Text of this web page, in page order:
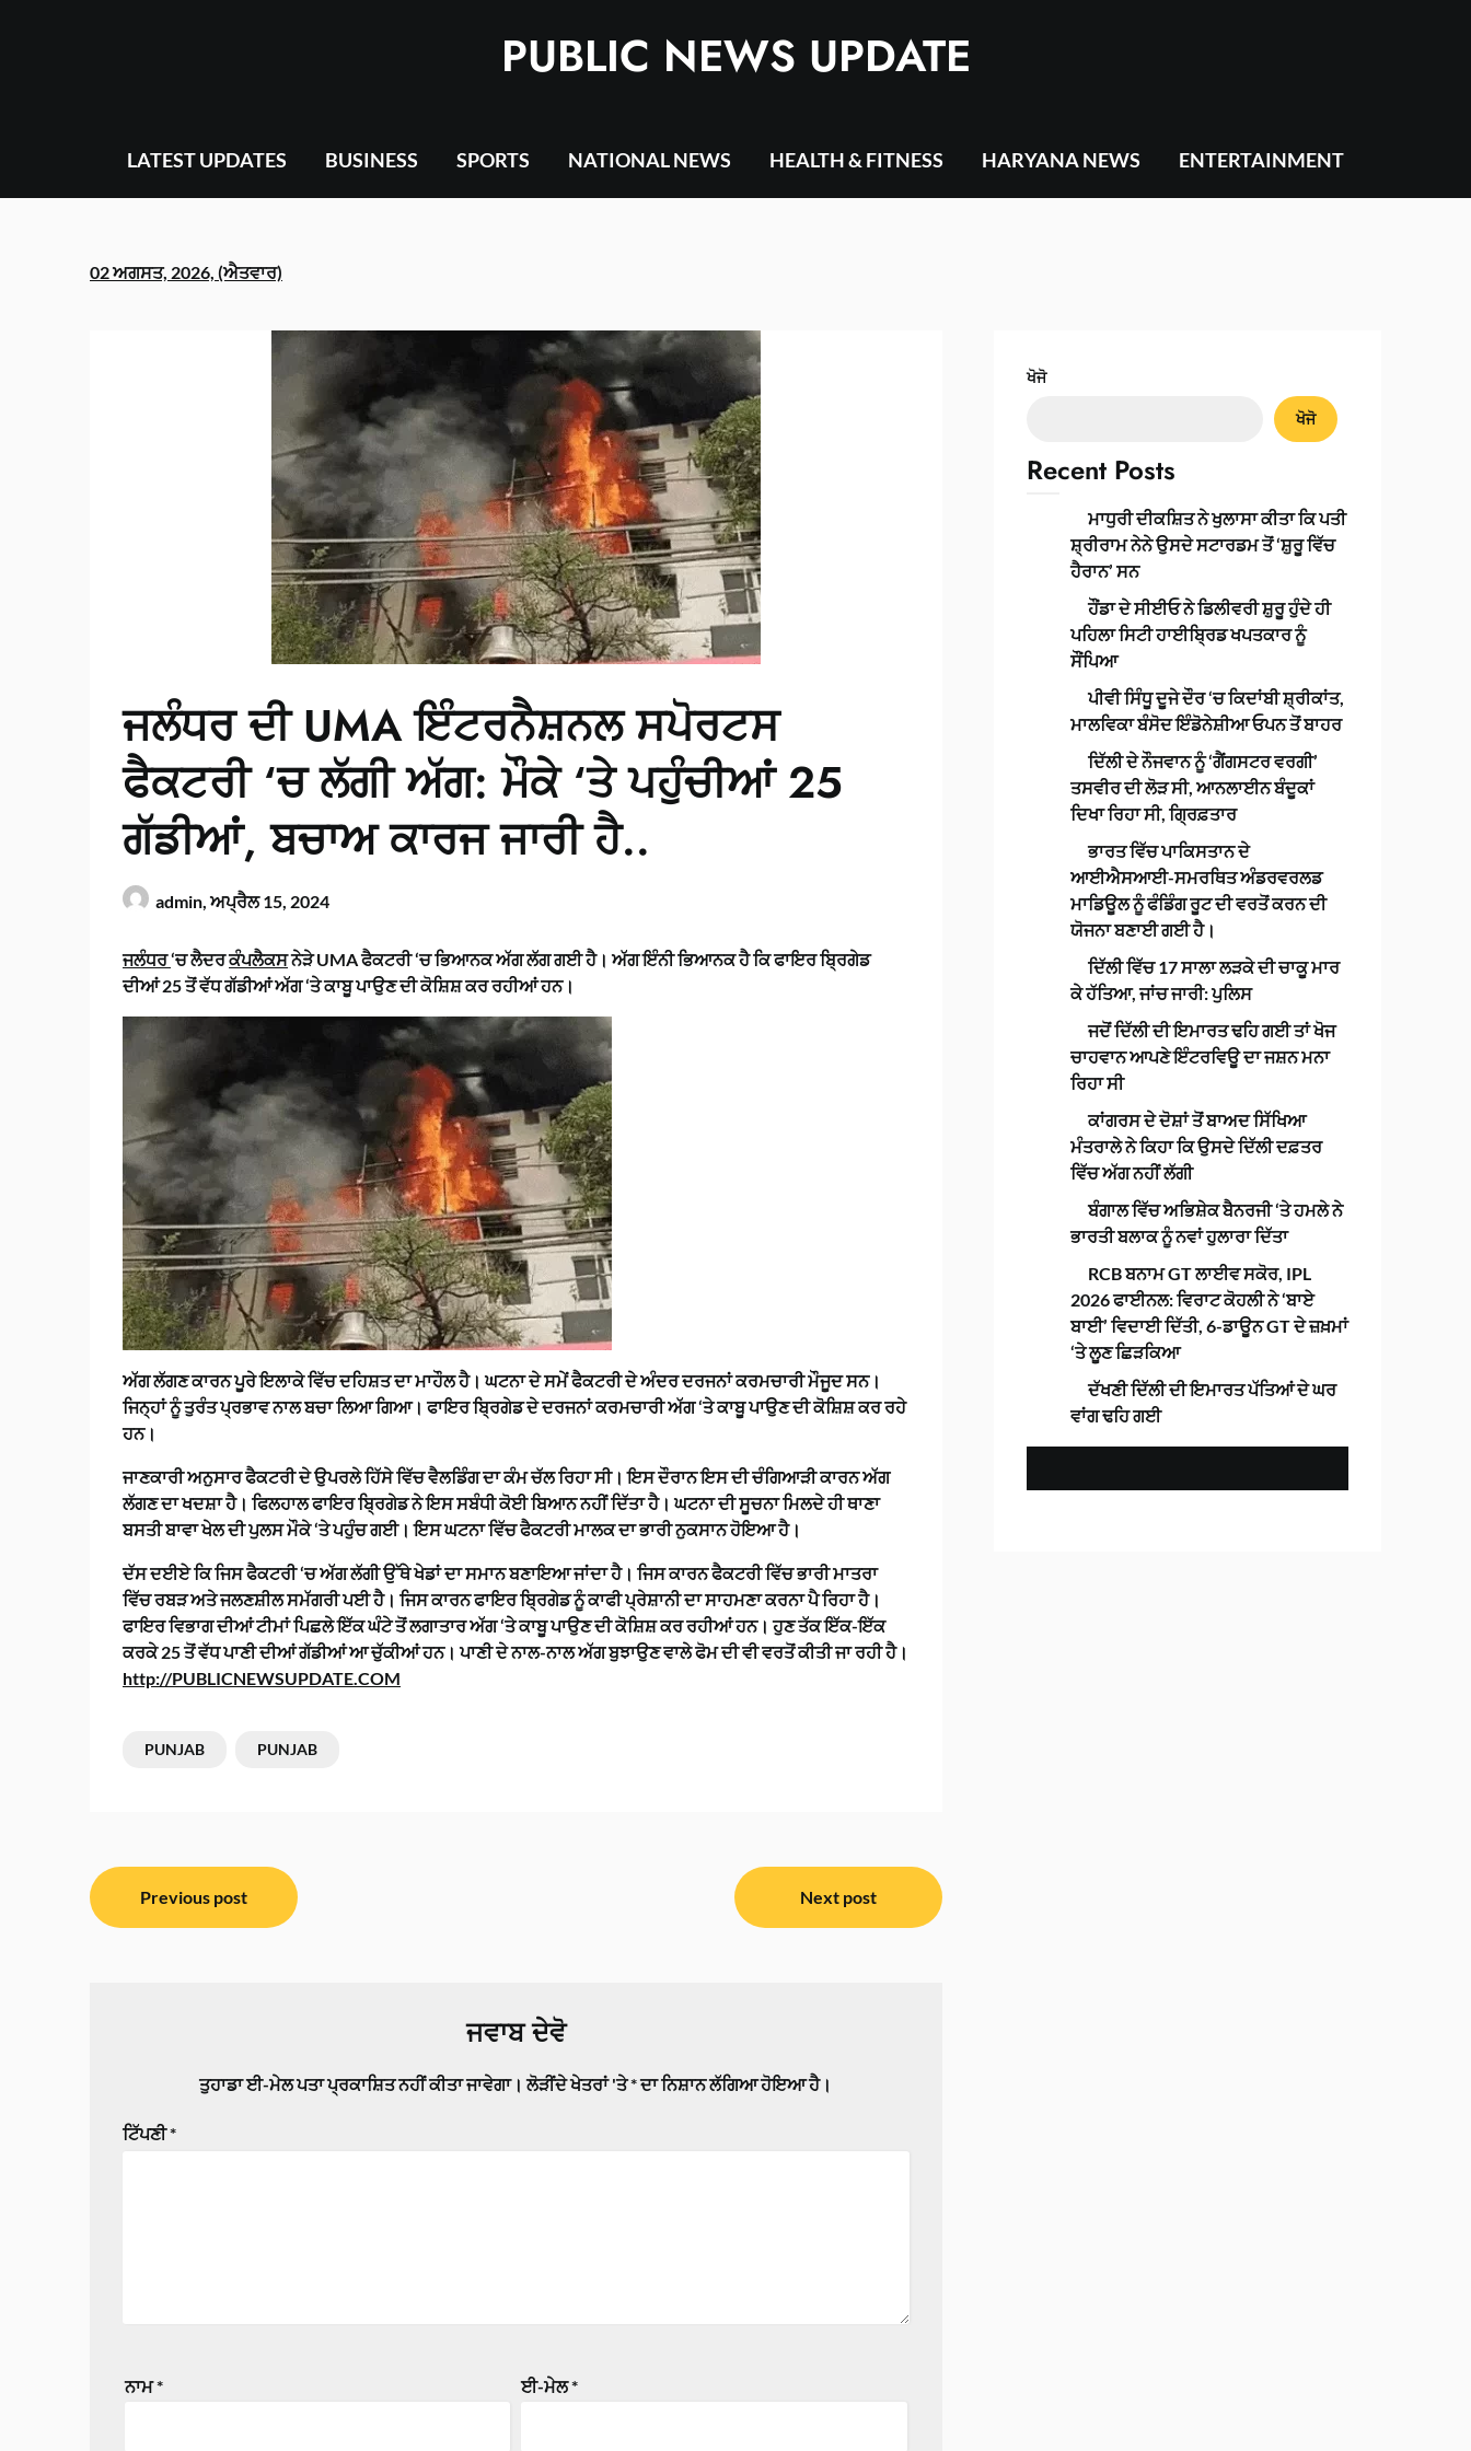
PUBLIC NEWS UPDATE
LATEST UPDATES BUSINESS SPORTS NATIONAL NEWS HEALTH & FITNESS HARYANA NEWS ENTERTAINMENT
02 ਅਗਸਤ, 2026, (ਐਤਵਾਰ)
ਜਲੰਧਰ ਦੀ UMA ਇੰਟਰਨੈਸ਼ਨਲ ਸਪੋਰਟਸ
ਫੈਕਟਰੀ ‘ਚ ਲੱਗੀ ਅੱਗ: ਮੌਕੇ ‘ਤੇ ਪਹੁੰਚੀਆਂ 25
ਗੱਡੀਆਂ, ਬਚਾਅ ਕਾਰਜ ਜਾਰੀ ਹੈ..
admin,ਅਪ੍ਰੈਲ 15, 2024
ਜਲੰਧਰ‘ਚ ਲੈਦਰਕੰਪਲੈਕਸਨੇੜੇ UMA ਫੈਕਟਰੀ ‘ਚ ਭਿਆਨਕ ਅੱਗ ਲੱਗ ਗਈ ਹੈ। ਅੱਗ ਇੰਨੀ ਭਿਆਨਕ ਹੈ ਕਿ ਫਾਇਰ ਬ੍ਰਿਗੇਡ
ਦੀਆਂ 25 ਤੋਂ ਵੱਧ ਗੱਡੀਆਂ ਅੱਗ ‘ਤੇ ਕਾਬੂ ਪਾਉਣ ਦੀ ਕੋਸ਼ਿਸ਼ ਕਰ ਰਹੀਆਂ ਹਨ।
ਅੱਗ ਲੱਗਣ ਕਾਰਨ ਪੂਰੇ ਇਲਾਕੇ ਵਿੱਚ ਦਹਿਸ਼ਤ ਦਾ ਮਾਹੌਲ ਹੈ। ਘਟਨਾ ਦੇ ਸਮੇਂ ਫੈਕਟਰੀ ਦੇ ਅੰਦਰ ਦਰਜਨਾਂ ਕਰਮਚਾਰੀ ਮੌਜੂਦ ਸਨ।
ਜਿਨ੍ਹਾਂ ਨੂੰ ਤੁਰੰਤ ਪ੍ਰਭਾਵ ਨਾਲ ਬਚਾ ਲਿਆ ਗਿਆ। ਫਾਇਰ ਬ੍ਰਿਗੇਡ ਦੇ ਦਰਜਨਾਂ ਕਰਮਚਾਰੀ ਅੱਗ ‘ਤੇ ਕਾਬੂ ਪਾਉਣ ਦੀ ਕੋਸ਼ਿਸ਼ ਕਰ ਰਹੇ
ਹਨ।
ਜਾਣਕਾਰੀ ਅਨੁਸਾਰ ਫੈਕਟਰੀ ਦੇ ਉਪਰਲੇ ਹਿੱਸੇ ਵਿੱਚ ਵੈਲਡਿੰਗ ਦਾ ਕੰਮ ਚੱਲ ਰਿਹਾ ਸੀ। ਇਸ ਦੌਰਾਨ ਇਸ ਦੀ ਚੰਗਿਆੜੀ ਕਾਰਨ ਅੱਗ
ਲੱਗਣ ਦਾ ਖਦਸ਼ਾ ਹੈ। ਫਿਲਹਾਲ ਫਾਇਰ ਬ੍ਰਿਗੇਡ ਨੇ ਇਸ ਸਬੰਧੀ ਕੋਈ ਬਿਆਨ ਨਹੀਂ ਦਿੱਤਾ ਹੈ। ਘਟਨਾ ਦੀ ਸੂਚਨਾ ਮਿਲਦੇ ਹੀ ਥਾਣਾ
ਬਸਤੀ ਬਾਵਾ ਖੇਲ ਦੀ ਪੁਲਸ ਮੌਕੇ ‘ਤੇ ਪਹੁੰਚ ਗਈ। ਇਸ ਘਟਨਾ ਵਿੱਚ ਫੈਕਟਰੀ ਮਾਲਕ ਦਾ ਭਾਰੀ ਨੁਕਸਾਨ ਹੋਇਆ ਹੈ।
ਦੱਸ ਦਈਏ ਕਿ ਜਿਸ ਫੈਕਟਰੀ ‘ਚ ਅੱਗ ਲੱਗੀ ਉੱਥੇ ਖੇਡਾਂ ਦਾ ਸਮਾਨ ਬਣਾਇਆ ਜਾਂਦਾ ਹੈ। ਜਿਸ ਕਾਰਨ ਫੈਕਟਰੀ ਵਿੱਚ ਭਾਰੀ ਮਾਤਰਾ
ਵਿੱਚ ਰਬੜ ਅਤੇ ਜਲਣਸ਼ੀਲ ਸਮੱਗਰੀ ਪਈ ਹੈ। ਜਿਸ ਕਾਰਨ ਫਾਇਰ ਬ੍ਰਿਗੇਡ ਨੂੰ ਕਾਫੀ ਪ੍ਰੇਸ਼ਾਨੀ ਦਾ ਸਾਹਮਣਾ ਕਰਨਾ ਪੈ ਰਿਹਾ ਹੈ।
ਫਾਇਰ ਵਿਭਾਗ ਦੀਆਂ ਟੀਮਾਂ ਪਿਛਲੇ ਇੱਕ ਘੰਟੇ ਤੋਂ ਲਗਾਤਾਰ ਅੱਗ ‘ਤੇ ਕਾਬੂ ਪਾਉਣ ਦੀ ਕੋਸ਼ਿਸ਼ ਕਰ ਰਹੀਆਂ ਹਨ। ਹੁਣ ਤੱਕ ਇੱਕ-ਇੱਕ
ਕਰਕੇ 25 ਤੋਂ ਵੱਧ ਪਾਣੀ ਦੀਆਂ ਗੱਡੀਆਂ ਆ ਚੁੱਕੀਆਂ ਹਨ। ਪਾਣੀ ਦੇ ਨਾਲ-ਨਾਲ ਅੱਗ ਬੁਝਾਉਣ ਵਾਲੇ ਫੋਮ ਦੀ ਵੀ ਵਰਤੋਂ ਕੀਤੀ ਜਾ ਰਹੀ ਹੈ।
http://PUBLICNEWSUPDATE.COM
PUNJAB PUNJAB
ਸੰਪਾਦਨਾ
ਨੈਵੀਗੇਸ਼ਨ
Previous post Next post
ਜਵਾਬ ਦੇਵੋ
ਤੁਹਾਡਾ ਈ-ਮੇਲ ਪਤਾ ਪ੍ਰਕਾਸ਼ਿਤ ਨਹੀਂ ਕੀਤਾ ਜਾਵੇਗਾ। ਲੋੜੀਂਦੇ ਖੇਤਰਾਂ 'ਤੇ*ਦਾ ਨਿਸ਼ਾਨ ਲੱਗਿਆ ਹੋਇਆ ਹੈ।
ਟਿੱਪਣੀ*
ਨਾਮ* ਈ-ਮੇਲ*
ਖੋਜੋ
ਖੋਜੋ
Recent Posts
ਮਾਧੁਰੀ ਦੀਕਸ਼ਿਤ ਨੇ ਖੁਲਾਸਾ ਕੀਤਾ ਕਿ ਪਤੀ
ਸ਼੍ਰੀਰਾਮ ਨੇਨੇ ਉਸਦੇ ਸਟਾਰਡਮ ਤੋਂ ‘ਸ਼ੁਰੂ ਵਿੱਚ
ਹੈਰਾਨ’ ਸਨ
ਹੌਂਡਾ ਦੇ ਸੀਈਓ ਨੇ ਡਿਲੀਵਰੀ ਸ਼ੁਰੂ ਹੁੰਦੇ ਹੀ
ਪਹਿਲਾ ਸਿਟੀ ਹਾਈਬ੍ਰਿਡ ਖਪਤਕਾਰ ਨੂੰ
ਸੌਂਪਿਆ
ਪੀਵੀ ਸਿੰਧੂ ਦੂਜੇ ਦੌਰ ‘ਚ ਕਿਦਾਂਬੀ ਸ਼੍ਰੀਕਾਂਤ,
ਮਾਲਵਿਕਾ ਬੰਸੋਦ ਇੰਡੋਨੇਸ਼ੀਆ ਓਪਨ ਤੋਂ ਬਾਹਰ
ਦਿੱਲੀ ਦੇ ਨੌਜਵਾਨ ਨੂੰ ‘ਗੈਂਗਸਟਰ ਵਰਗੀ’
ਤਸਵੀਰ ਦੀ ਲੋੜ ਸੀ, ਆਨਲਾਈਨ ਬੰਦੂਕਾਂ
ਦਿਖਾ ਰਿਹਾ ਸੀ, ਗ੍ਰਿਫ਼ਤਾਰ
ਭਾਰਤ ਵਿੱਚ ਪਾਕਿਸਤਾਨ ਦੇ
ਆਈਐਸਆਈ-ਸਮਰਥਿਤ ਅੰਡਰਵਰਲਡ
ਮਾਡਿਊਲ ਨੂੰ ਫੰਡਿੰਗ ਰੂਟ ਦੀ ਵਰਤੋਂ ਕਰਨ ਦੀ
ਯੋਜਨਾ ਬਣਾਈ ਗਈ ਹੈ।
ਦਿੱਲੀ ਵਿੱਚ 17 ਸਾਲਾ ਲੜਕੇ ਦੀ ਚਾਕੂ ਮਾਰ
ਕੇ ਹੱਤਿਆ, ਜਾਂਚ ਜਾਰੀ: ਪੁਲਿਸ
ਜਦੋਂ ਦਿੱਲੀ ਦੀ ਇਮਾਰਤ ਢਹਿ ਗਈ ਤਾਂ ਖੋਜ
ਚਾਹਵਾਨ ਆਪਣੇ ਇੰਟਰਵਿਊ ਦਾ ਜਸ਼ਨ ਮਨਾ
ਰਿਹਾ ਸੀ
ਕਾਂਗਰਸ ਦੇ ਦੋਸ਼ਾਂ ਤੋਂ ਬਾਅਦ ਸਿੱਖਿਆ
ਮੰਤਰਾਲੇ ਨੇ ਕਿਹਾ ਕਿ ਉਸਦੇ ਦਿੱਲੀ ਦਫ਼ਤਰ
ਵਿੱਚ ਅੱਗ ਨਹੀਂ ਲੱਗੀ
ਬੰਗਾਲ ਵਿੱਚ ਅਭਿਸ਼ੇਕ ਬੈਨਰਜੀ ‘ਤੇ ਹਮਲੇ ਨੇ
ਭਾਰਤੀ ਬਲਾਕ ਨੂੰ ਨਵਾਂ ਹੁਲਾਰਾ ਦਿੱਤਾ
RCB ਬਨਾਮ GT ਲਾਈਵ ਸਕੋਰ, IPL
2026 ਫਾਈਨਲ: ਵਿਰਾਟ ਕੋਹਲੀ ਨੇ ‘ਬਾਏ
ਬਾਈ’ ਵਿਦਾਈ ਦਿੱਤੀ, 6-ਡਾਊਨ GT ਦੇ ਜ਼ਖ਼ਮਾਂ
‘ਤੇ ਲੂਣ ਛਿੜਕਿਆ
ਦੱਖਣੀ ਦਿੱਲੀ ਦੀ ਇਮਾਰਤ ਪੱਤਿਆਂ ਦੇ ਘਰ
ਵਾਂਗ ਢਹਿ ਗਈ